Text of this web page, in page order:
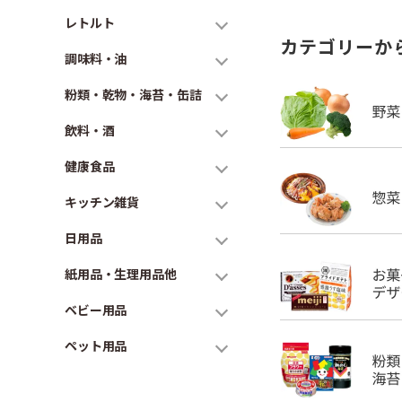
レトルト
調味料・油
粉類・乾物・海苔・缶詰
飲料・酒
健康食品
キッチン雑貨
日用品
紙用品・生理用品他
ベビー用品
ペット用品
カテゴリーか